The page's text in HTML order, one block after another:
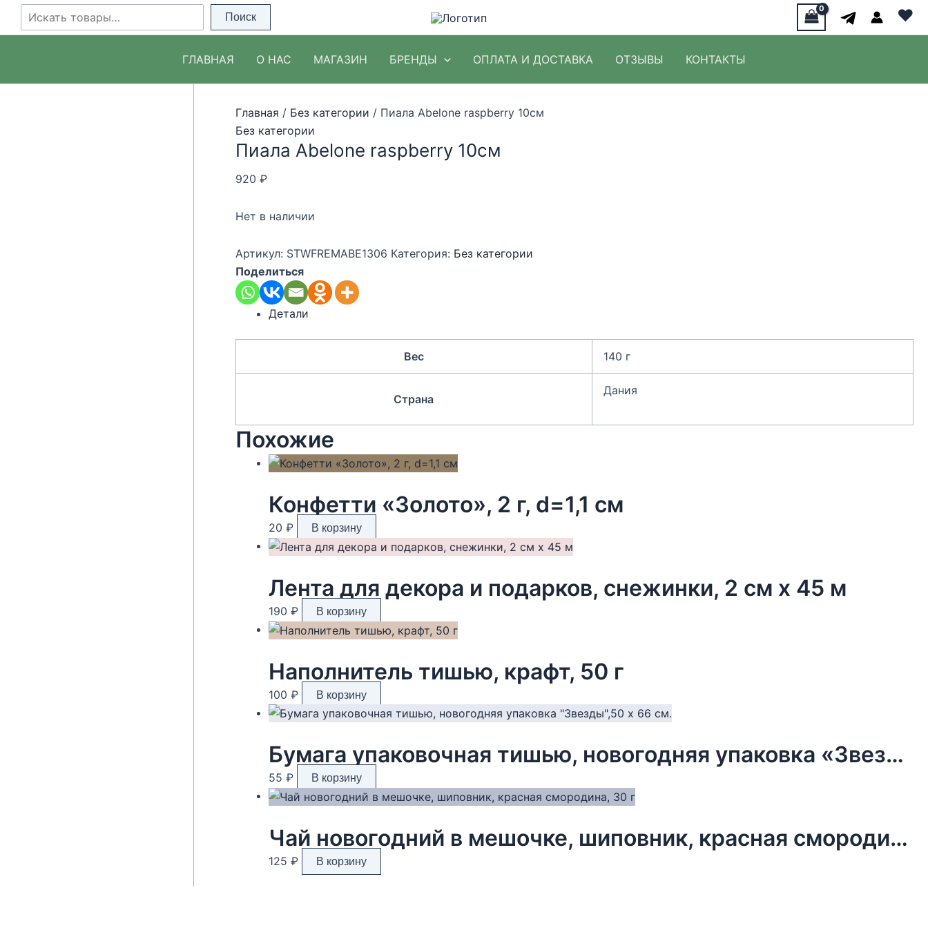
Перейти
Поиск Поиск ♥
ГЛАВНАЯ О НАС МАГАЗИН БРЕНДЫ ОПЛАТА И ДОСТАВКА ОТЗЫВЫ КОНТАКТЫ
Главная / Без категории / Пиала Abelone raspberry 10см
Без категории
Пиала Abelone raspberry 10см
920 ₽
Нет в наличии
Артикул: STWFREMABE1306 Категория: Без категории
Поделиться
Детали
Вес 140 г
Страна
Дания
Похожие
Конфетти «Золото», 2 г, d=1,1 см
20 ₽ В корзину
Лента для декора и подарков, снежинки, 2 см х 45 м
190 ₽ В корзину
Наполнитель тишью, крафт, 50 г
100 ₽ В корзину
Бумага упаковочная тишью, новогодняя упаковка «Звезды»,50 х 66 см.
55 ₽ В корзину
Чай новогодний в мешочке, шиповник, красная смородина, 30 г
125 ₽ В корзину